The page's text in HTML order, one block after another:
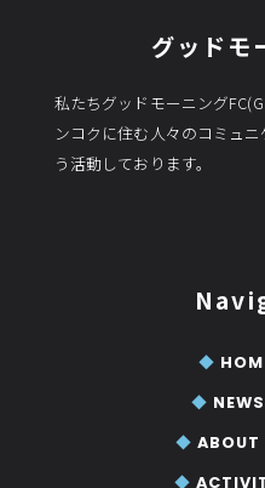
グッドモ
私たちグッドモーニング
ンコクに住む人々のコミュ
う活動しております。
◆
◆
◆ ABOUT
◆